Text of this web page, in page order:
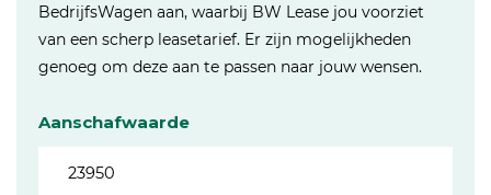
BedrijfsWagen aan, waarbij BW Lease jou voorziet
van een scherp leasetarief. Er zijn mogelijkheden
genoeg om deze aan te passen naar jouw wensen.
Aanschafwaarde